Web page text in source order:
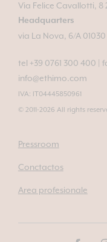
Via Felice Cavallotti, 8
Headquarters
via La Nova, 6/A
tel +39 0761 300 400
info@ethimo.com
IVA: IT04445850961
© 2011-2026 All rights
Pressroom
Conctactos
Area profesionale